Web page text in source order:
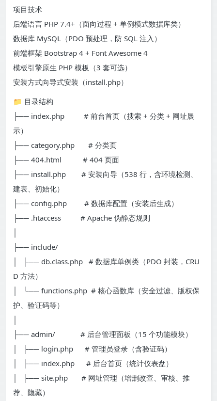
项目技术
后端语言 PHP 7.4+（面向过程 + 单例模式数据库类）
数据库 MySQL（PDO 预处理，防 SQL 注入）
前端框架 Bootstrap 4 + Font Awesome 4
模板引擎原生 PHP 模板（3 套可选）
安装方式向导式安装（install.php）
📁 目录结构
├── index.php # 前台首页（搜索 + 分类 + 网址展
示）
├── category.php # 分类页
├── 404.html # 404 页面
├── install.php # 安装向导（538 行，含环境检测、
建表、初始化）
├── config.php # 数据库配置（安装后生成）
├── .htaccess # Apache 伪静态规则
├── include/
│ ├── db.class.php # 数据库单例类（PDO 封装，CRU
D 方法）
│ └── functions.php # 核心函数库（安全过滤、版权保
护、验证码等）
├── admin/ # 后台管理面板（15 个功能模块）
│ ├── login.php # 管理员登录（含验证码）
│ ├── index.php # 后台首页（统计仪表盘）
│ ├── site.php # 网址管理（增删改查、审核、推
荐、隐藏）